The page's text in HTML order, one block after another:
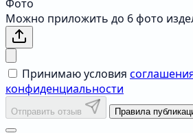
Фото
Можно приложить до 6 фото
Принимаю условия
конфиденциальности
Отправить отзыв Правила